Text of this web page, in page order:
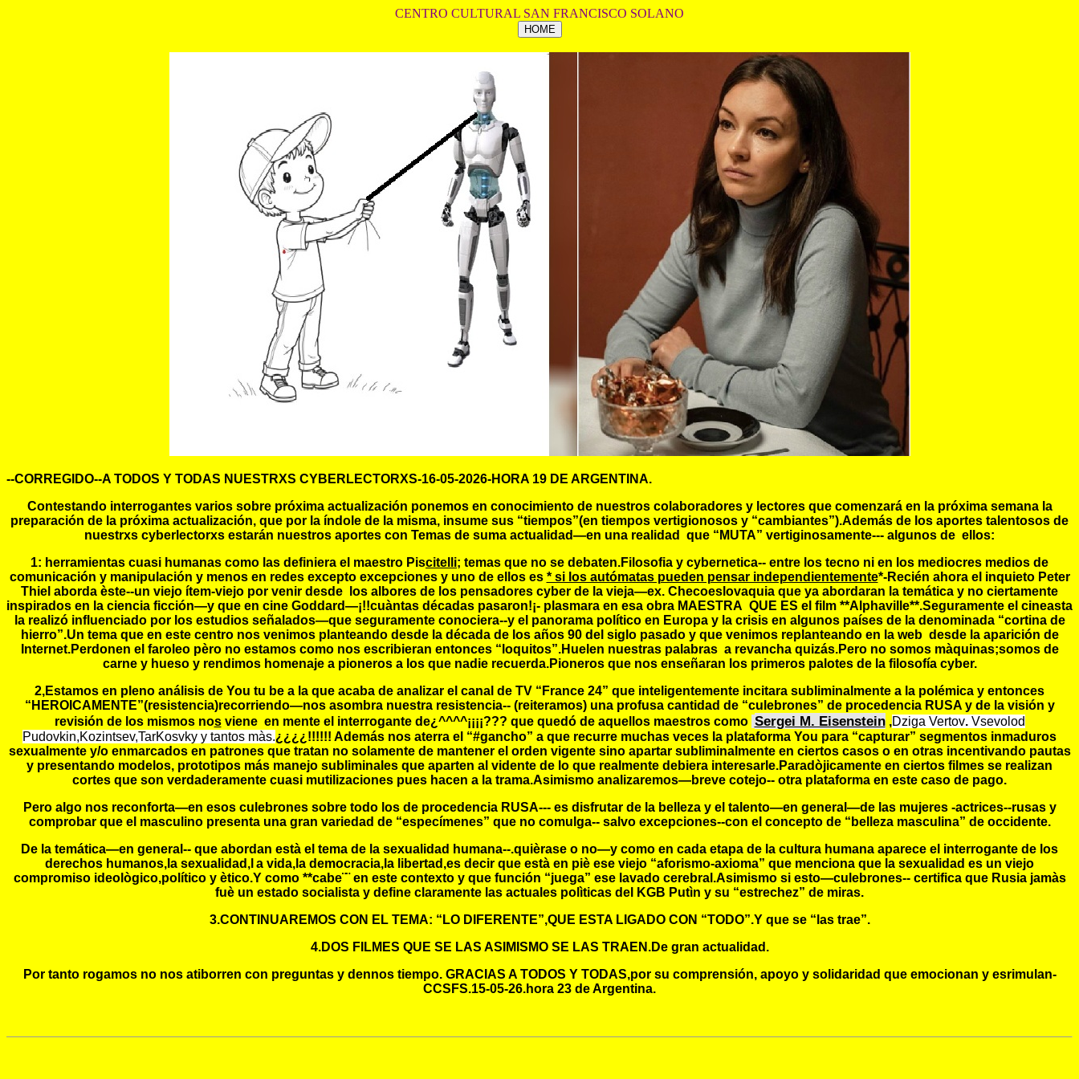
CENTRO CULTURAL SAN FRANCISCO SOLANO
HOME
--CORREGIDO--A TODOS Y TODAS NUESTRXS CYBERLECTORXS-16-05-2026-HORA 19 DE ARGENTINA.
Contestando interrogantes varios sobre próxima actualización ponemos en conocimiento de nuestros colaboradores y lectores que comenzará en la próxima semana la
preparación de la próxima actualización, que por la índole de la misma, insume sus “tiempos”(en tiempos vertigionosos y “cambiantes”).Además de los aportes talentosos de
nuestrxs cyberlectorxs estarán nuestros aportes con Temas de suma actualidad—en una realidad que “MUTA” vertiginosamente--- algunos de ellos:
1: herramientas cuasi humanas como las definiera el maestro Piscitelli; temas que no se debaten.Filosofia y cybernetica-- entre los tecno ni en los mediocres medios de
comunicación y manipulación y menos en redes excepto excepciones y uno de ellos es * si los autómatas pueden pensar independientemente*-Recién ahora el inquieto Peter
Thiel aborda èste--un viejo ítem-viejo por venir desde los albores de los pensadores cyber de la vieja—ex. Checoeslovaquia que ya abordaran la temática y no ciertamente
inspirados en la ciencia ficción—y que en cine Goddard—¡!!cuàntas décadas pasaron!¡- plasmara en esa obra MAESTRA QUE ES el film **Alphaville**.Seguramente el cineasta
la realizó influenciado por los estudios señalados—que seguramente conociera--y el panorama político en Europa y la crisis en algunos países de la denominada “cortina de
hierro”.Un tema que en este centro nos venimos planteando desde la década de los años 90 del siglo pasado y que venimos replanteando en la web desde la aparición de
Internet.Perdonen el faroleo pèro no estamos como nos escribieran entonces “loquitos”.Huelen nuestras palabras a revancha quizás.Pero no somos màquinas;somos de
carne y hueso y rendimos homenaje a pioneros a los que nadie recuerda.Pioneros que nos enseñaran los primeros palotes de la filosofía cyber.
2,Estamos en pleno análisis de You tu be a la que acaba de analizar el canal de TV “France 24” que inteligentemente incitara subliminalmente a la polémica y entonces
“HEROICAMENTE”(resistencia)recorriendo—nos asombra nuestra resistencia-- (reiteramos) una profusa cantidad de “culebrones” de procedencia RUSA y de la visión y
revisión de los mismos nos viene en mente el interrogante de¿^^^^¡¡¡¡??? que quedó de aquellos maestros como Sergei M. Eisenstein ,Dziga Vertov. Vsevolod
Pudovkin,Kozintsev,TarKosvky y tantos màs.¿¿¿¿!!!!!! Además nos aterra el “#gancho” a que recurre muchas veces la plataforma You para “capturar” segmentos inmaduros
sexualmente y/o enmarcados en patrones que tratan no solamente de mantener el orden vigente sino apartar subliminalmente en ciertos casos o en otras incentivando pautas
y presentando modelos, prototipos más manejo subliminales que aparten al vidente de lo que realmente debiera interesarle.Paradòjicamente en ciertos filmes se realizan
cortes que son verdaderamente cuasi mutilizaciones pues hacen a la trama.Asimismo analizaremos—breve cotejo-- otra plataforma en este caso de pago.
Pero algo nos reconforta—en esos culebrones sobre todo los de procedencia RUSA--- es disfrutar de la belleza y el talento—en general—de las mujeres -actrices--rusas y
comprobar que el masculino presenta una gran variedad de “especímenes” que no comulga-- salvo excepciones--con el concepto de “belleza masculina” de occidente.
De la temática—en general-- que abordan està el tema de la sexualidad humana--.quièrase o no—y como en cada etapa de la cultura humana aparece el interrogante de los
derechos humanos,la sexualidad,l a vida,la democracia,la libertad,es decir que està en piè ese viejo “aforismo-axioma” que menciona que la sexualidad es un viejo
compromiso ideològico,político y ètico.Y como **cabe¨¨ en este contexto y que función “juega” ese lavado cerebral.Asimismo si esto—culebrones-- certifica que Rusia jamàs
fuè un estado socialista y define claramente las actuales polìticas del KGB Putìn y su “estrechez” de miras.
3.CONTINUAREMOS CON EL TEMA: “LO DIFERENTE”,QUE ESTA LIGADO CON “TODO”.Y que se “las trae”.
4.DOS FILMES QUE SE LAS ASIMISMO SE LAS TRAEN.De gran actualidad.
Por tanto rogamos no nos atiborren con preguntas y dennos tiempo. GRACIAS A TODOS Y TODAS,por su comprensión, apoyo y solidaridad que emocionan y esrimulan-
CCSFS.15-05-26.hora 23 de Argentina.